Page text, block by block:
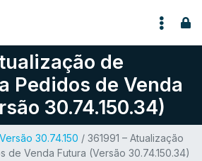
de
Pedidos de Venda
30.74.150.34)
Versão 30.74.150 / 361991 – Atualização
de Venda Futura (Versão 30.74.150.34)